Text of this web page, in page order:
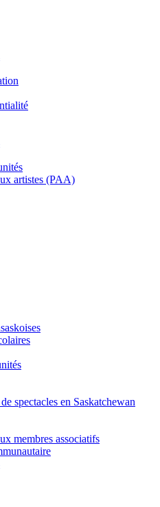
artistes (PAA)
spectacles en Saskatchewan
membres associatifs